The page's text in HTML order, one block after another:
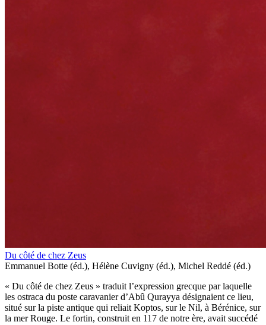
Du côté de chez Zeus
Emmanuel Botte (éd.), Hélène Cuvigny (éd.), Michel Reddé (éd.)
« Du côté de chez Zeus » traduit l’expression grecque par laquelle
les ostraca du poste caravanier d’Abû Qurayya désignaient ce lieu,
situé sur la piste antique qui reliait Koptos, sur le Nil, à Bérénice, sur
la mer Rouge. Le fortin, construit en 117 de notre ère, avait succédé